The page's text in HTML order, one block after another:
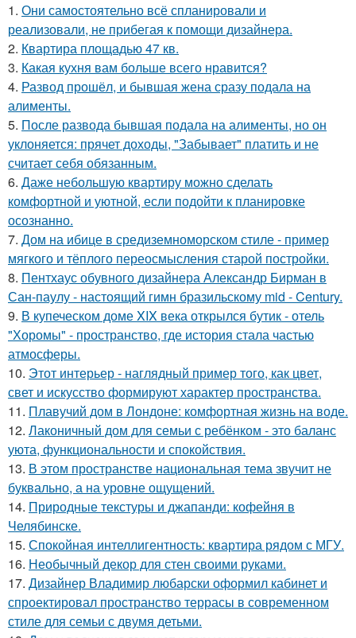
1. Они самостоятельно всё спланировали и
реализовали, не прибегая к помощи дизайнера.
2. Квартира площадью 47 кв.
3. Какая кухня вам больше всего нравится?
4. Развод прошёл, и бывшая жена сразу подала на
алименты.
5. После развода бывшая подала на алименты, но он
уклоняется: прячет доходы, "Забывает" платить и не
считает себя обязанным.
6. Даже небольшую квартиру можно сделать
комфортной и уютной, если подойти к планировке
осознанно.
7. Дом на ибице в средиземноморском стиле - пример
мягкого и тёплого переосмысления старой постройки.
8. Пентхаус обувного дизайнера Александр Бирман в
Сан-паулу - настоящий гимн бразильскому mid - Century.
9. В купеческом доме XIX века открылся бутик - отель
"Хоромы" - пространство, где история стала частью
атмосферы.
10. Этот интерьер - наглядный пример того, как цвет,
свет и искусство формируют характер пространства.
11. Плавучий дом в Лондоне: комфортная жизнь на воде.
12. Лаконичный дом для семьи с ребёнком - это баланс
уюта, функциональности и спокойствия.
13. В этом пространстве национальная тема звучит не
буквально, а на уровне ощущений.
14. Природные текстуры и джапанди: кофейня в
Челябинске.
15. Спокойная интеллигентность: квартира рядом с МГУ.
16. Необычный декор для стен своими руками.
17. Дизайнер Владимир любарски оформил кабинет и
спроектировал пространство террасы в современном
стиле для семьи с двумя детьми.